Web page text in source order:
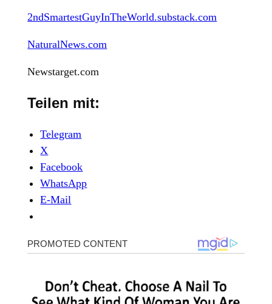
2ndSmartestGuyInTheWorld.substack.com
NaturalNews.com
Newstarget.com
Teilen mit:
Telegram
X
Facebook
WhatsApp
E-Mail